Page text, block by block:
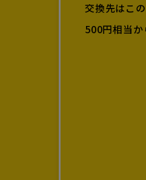
交換先はこの
500円相当か